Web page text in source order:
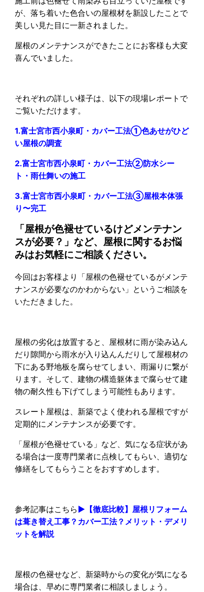
が、落ち着いた色合いの屋根材を新設したことで
美しい見た目に一新されました。
屋根のメンテナンスができたことにお客様も大変
喜んでいました。
それぞれの詳しい様子は、以下の現場レポートで
ご覧いただけます。
1.富士宮市西小泉町・カバー工法①色あせがひど
い屋根の調査
2.富士宮市西小泉町・カバー工法②防水シー
ト・雨仕舞いの施工
3.富士宮市西小泉町・カバー工法③屋根本体張
り〜完工
「屋根が色褪せているけどメンテナン
スが必要？」など、屋根に関するお悩
みはお気軽にご相談ください。
今回はお客様より「屋根の色褪せているがメンテ
ナンスが必要なのかわからない」というご相談を
いただきました。
屋根の劣化は放置すると、屋根材に雨が染み込ん
だり隙間から雨水が入り込んんだりして屋根材の
下にある野地板を腐らせてしまい、雨漏りに繋が
ります。そして、建物の構造躯体まで腐らせて建
物の耐久性も下げてしまう可能性もあります。
スレート屋根は、新築でよく使われる屋根ですが
定期的にメンテナンスが必要です。
「屋根が色褪せている」など、気になる症状があ
る場合は一度専門業者に点検してもらい、適切な
修繕をしてもらうことをおすすめします。
参考記事はこちら ▶︎ 【徹底比較】屋根リフォーム
は葺き替え工事？カバー工法？メリット・デメリ
ットを解説
屋根の色褪せなど、新築時からの変化が気になる
場合は、早めに専門業者に相談しましょう。